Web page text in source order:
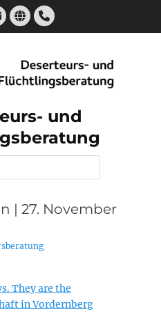
E-
Mail
WebsiteHandset
und
| 27. November
They are the
in Vordernberg